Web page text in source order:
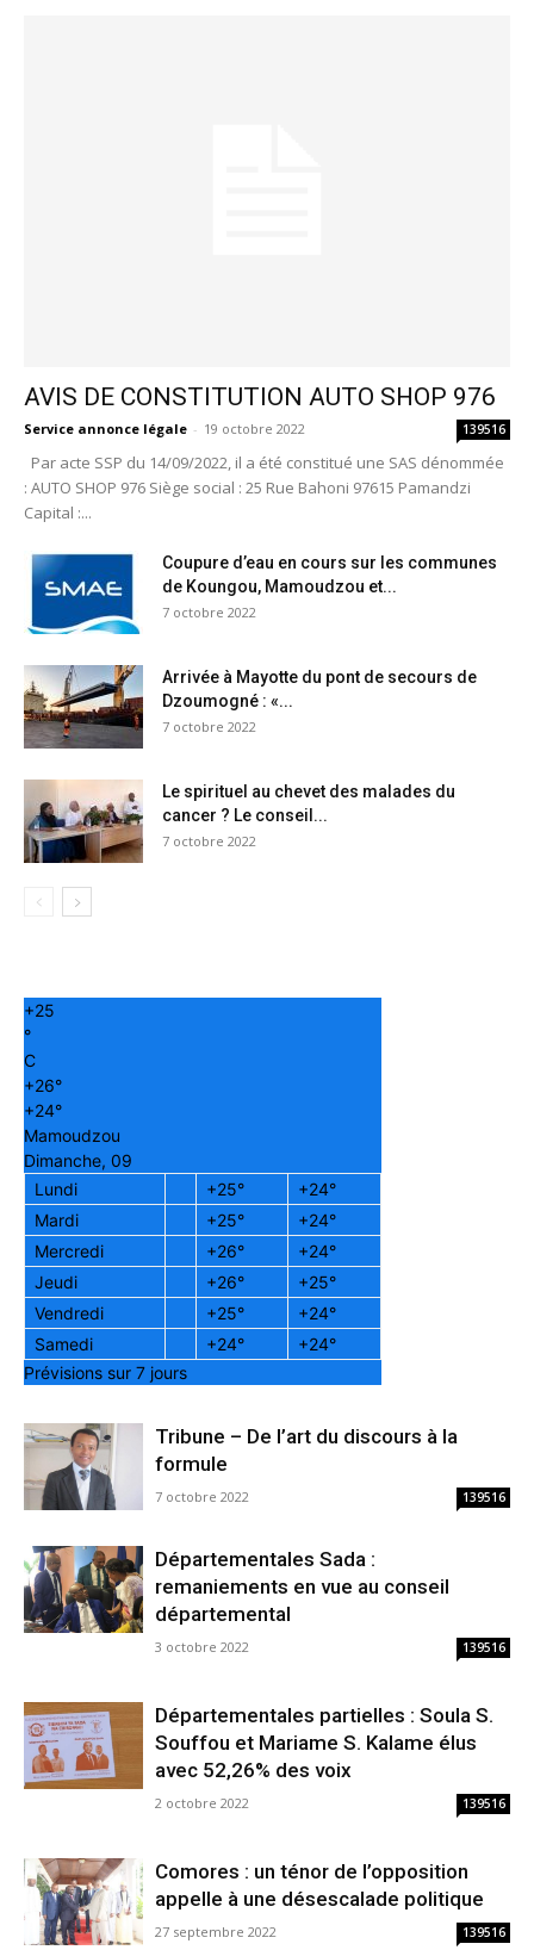
AVIS DE CONSTITUTION AUTO SHOP 976
Service annonce légale - 19 octobre 2022 139516
Par acte SSP du 14/09/2022, il a été constitué une SAS dénommée
: AUTO SHOP 976 Siège social : 25 Rue Bahoni 97615 Pamandzi
Capital :...
Coupure d’eau en cours sur les communes
de Koungou, Mamoudzou et...
7 octobre 2022
Arrivée à Mayotte du pont de secours de
Dzoumogné : «...
7 octobre 2022
Le spirituel au chevet des malades du
cancer ? Le conseil...
7 octobre 2022
+25
°
C
+26°
+24°
Mamoudzou
Dimanche, 09
Lundi
+25° +24°
Mardi
+25° +24°
Mercredi
+26° +24°
Jeudi
+26° +25°
Vendredi
+25° +24°
Samedi
+24° +24°
Prévisions sur 7 jours
Tribune – De l’art du discours à la
formule
7 octobre 2022 139516
Départementales Sada :
remaniements en vue au conseil
départemental
3 octobre 2022 139516
Départementales partielles : Soula S.
Souffou et Mariame S. Kalame élus
avec 52,26% des voix
2 octobre 2022 139516
Comores : un ténor de l’opposition
appelle à une désescalade politique
27 septembre 2022 139516